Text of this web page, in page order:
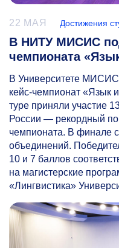
22 МАЯ Достижения
В НИТУ МИСИС
чемпионата
В Университете
кейс-чемпионат «Язык
туре приняли участие
России — рекордный
чемпионата. В финале
объединений.
10 и 7 баллов
на магистерские
«Лингвистика»